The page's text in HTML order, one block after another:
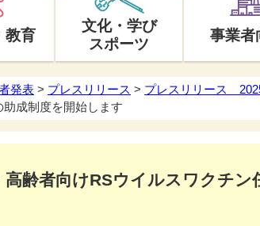
教育
文化・学び
スポーツ
事業者
発表 > プレスリリース > プレスリリース
成制度を開始します
高齢者向けRSウイルスワクチン